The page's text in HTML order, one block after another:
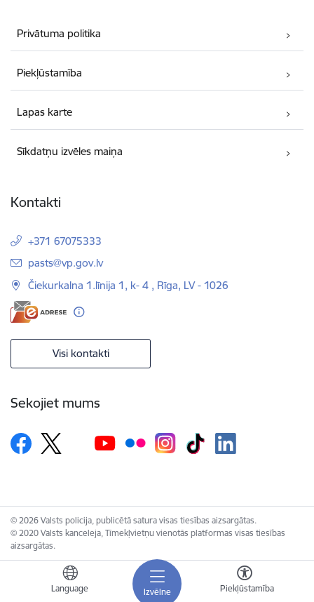
Izvēlne
Language Piekļūstamība
Privātuma politika
Piekļūstamība
Lapas karte
Sīkdatņu izvēles maiņa
Kontakti
+371 67075333
E-pasts:
pasts@vp.gov.lv
Čiekurkalna 1.līnija 1, k- 4 , Rīga, LV - 1026
Visi kontakti
Sekojiet mums
© 2026 Valsts policija, publicētā satura visas tiesības aizsargātas.
© 2020 Valsts kanceleja, Tīmekļvietņu vienotās platformas visas tiesības
aizsargātas.